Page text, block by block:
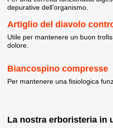
depurative dell’organismo.
Artiglio del diavolo
Utile per mantenere un buon
dolore.
Biancospino compresse
Per mantenere una fisiologica
La nostra erboristeria in